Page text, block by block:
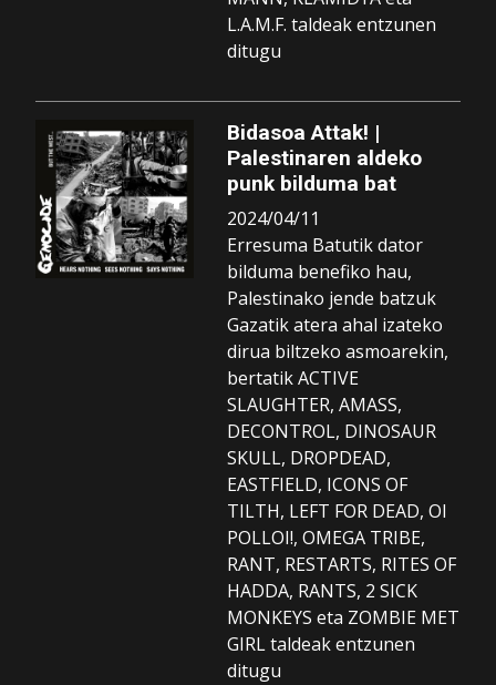
L.A.M.F. taldeak entzunen
ditugu
Bidasoa Attak! |
Palestinaren aldeko
punk bilduma bat
2024/04/11
Erresuma Batutik dator
bilduma benefiko hau,
Palestinako jende batzuk
Gazatik atera ahal izateko
dirua biltzeko asmoarekin,
bertatik ACTIVE
SLAUGHTER, AMASS,
DECONTROL, DINOSAUR
SKULL, DROPDEAD,
EASTFIELD, ICONS OF
TILTH, LEFT FOR DEAD, OI
POLLOI!, OMEGA TRIBE,
RANT, RESTARTS, RITES OF
HADDA, RANTS, 2 SICK
MONKEYS eta ZOMBIE MET
GIRL taldeak entzunen
ditugu